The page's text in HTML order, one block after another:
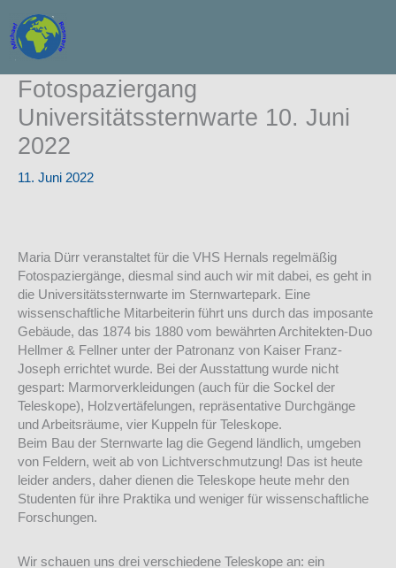
Inhalt
springen
Fotospaziergang
Universitätssternwarte 10. Juni
2022
11. Juni 2022
Maria Dürr veranstaltet für die VHS Hernals regelmäßig
Fotospaziergänge, diesmal sind auch wir mit dabei, es geht in
die Universitätssternwarte im Sternwartepark. Eine
wissenschaftliche Mitarbeiterin führt uns durch das imposante
Gebäude, das 1874 bis 1880 vom bewährten Architekten-Duo
Hellmer & Fellner unter der Patronanz von Kaiser Franz-
Joseph errichtet wurde. Bei der Ausstattung wurde nicht
gespart: Marmorverkleidungen (auch für die Sockel der
Teleskope), Holzvertäfelungen, repräsentative Durchgänge
und Arbeitsräume, vier Kuppeln für Teleskope.
Beim Bau der Sternwarte lag die Gegend ländlich, umgeben
von Feldern, weit ab von Lichtverschmutzung! Das ist heute
leider anders, daher dienen die Teleskope heute mehr den
Studenten für ihre Praktika und weniger für wissenschaftliche
Forschungen.
Wir schauen uns drei verschiedene Teleskope an: ein